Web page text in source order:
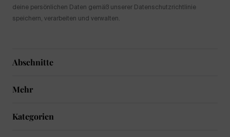
Abschnitte
Mehr
deine persönlichen Daten gemäß unserer Datenschutzrichtlinie
speichern, verarbeiten und verwalten.
Kategorien